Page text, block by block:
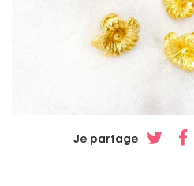
Je partage